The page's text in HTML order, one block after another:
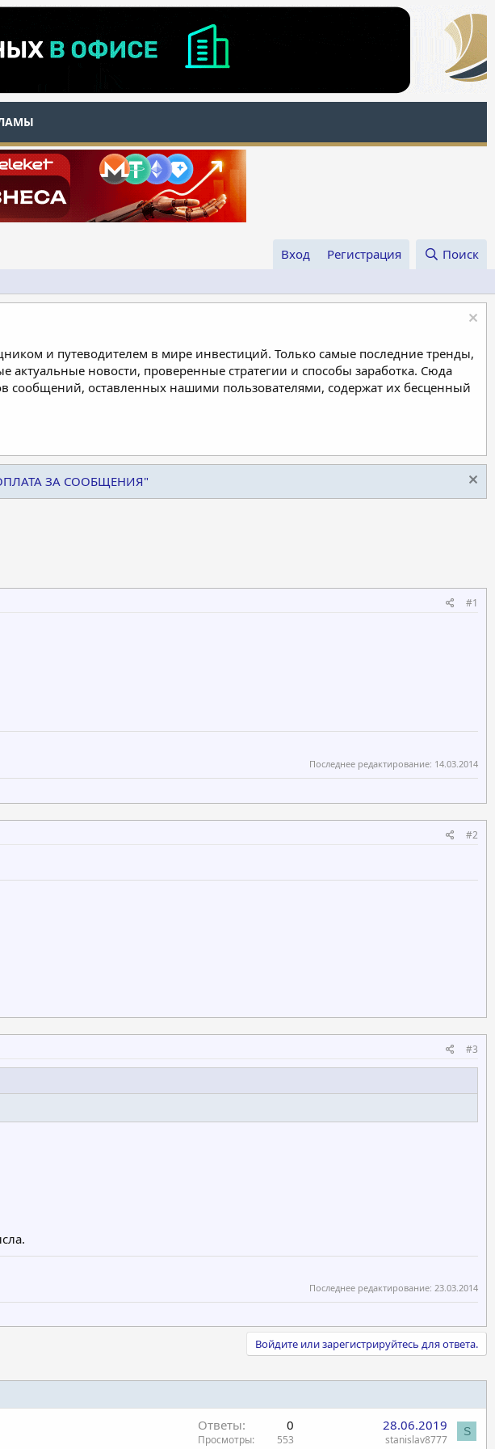
Вход Регистрация Поиск
и путеводителем в мире инвестиций. Только самые последние тренды,
новости, проверенные стратегии и способы заработка. Сюда
оставленных нашими пользователями, содержат их бесценный
ЗА СООБЩЕНИЯ"
#1
Последнее редактирование: 14.03.2014
#2
#3
Последнее редактирование: 23.03.2014
Войдите или зарегистрируйтесь для ответа.
Ответы 0
Просмотры 553
28.06.2019
stanislav8777
S